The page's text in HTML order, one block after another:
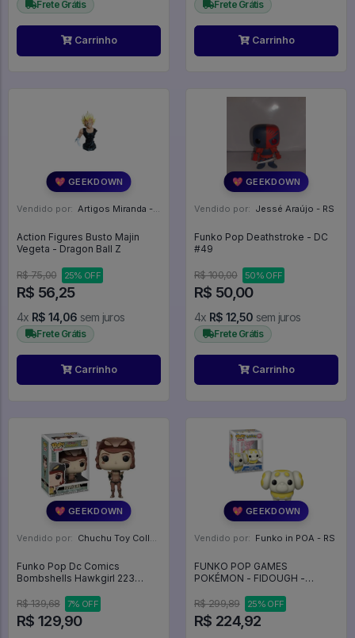
Frete Grátis
Carrinho
Frete Grátis
Carrinho
💖 GEEKDOWN
Vendido por: Artigos Miranda - RJ
Action Figures Busto Majin
Vegeta - Dragon Ball Z
R$ 75,00 25% OFF
R$ 56,25
4x R$ 14,06 sem juros
Frete Grátis
Carrinho
💖 GEEKDOWN
Vendido por: Jessé Araújo - RS
Funko Pop Deathstroke - DC
#49
R$ 100,00 50% OFF
R$ 50,00
4x R$ 12,50 sem juros
Frete Grátis
Carrinho
💖 GEEKDOWN
Vendido por: Chuchu Toy Collection - SP
Funko Pop Dc Comics
Bombshells Hawkgirl 223
Bombshells #223
R$ 139,68 7% OFF
R$ 129,90
💖 GEEKDOWN
Vendido por: Funko in POA - RS
FUNKO POP GAMES
POKÉMON - FIDOUGH -
Games #1051
R$ 299,89 25% OFF
R$ 224,92